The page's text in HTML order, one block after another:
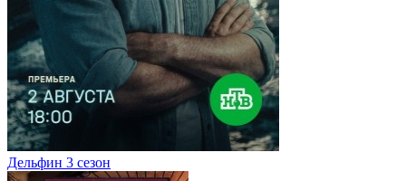
Дельфин 3 сезон